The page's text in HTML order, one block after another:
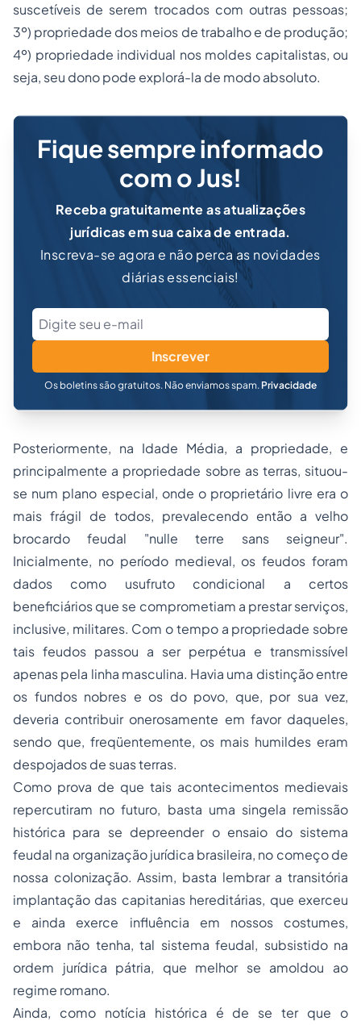
suscetíveis de serem trocados com outras pessoas;
3º) propriedade dos meios de trabalho e de produção;
4º) propriedade individual nos moldes capitalistas, ou
seja, seu dono pode explorá-la de modoabsoluto.
Fique sempre informado
com o Jus!
Receba gratuitamente as atualizações
jurídicas em sua caixa de entrada.
Inscreva-se agora e não perca as novidades
diárias essenciais!
Inscrever
Os boletins são gratuitos. Não enviamos spam. Privacidade
Posteriormente, na Idade Média, a propriedade, e
principalmente a propriedade sobre as terras, situou-
se num plano especial, onde o proprietário livre era o
mais frágil de todos, prevalecendo então a velho
brocardo feudal "nulle terre sans seigneur".
Inicialmente, no período medieval, os feudos foram
dados como usufrutocondicional a certos
beneficiários que se comprometiam a prestar serviços,
inclusive, militares. Com o tempo a propriedade sobre
tais feudos passou a ser perpétua e transmissível
apenas pela linha masculina. Havia uma distinção entre
os fundos nobres e os do povo, que, por sua vez,
deveria contribuir onerosamente em favor daqueles,
sendo que, freqüentemente, os mais humildes eram
despojados de suas terras.
Como prova de que tais acontecimentos medievais
repercutiram no futuro, basta uma singela remissão
histórica para se depreender o ensaio do sistema
feudal na organização jurídica brasileira, no começo de
nossa colonização. Assim, basta lembrar a transitória
implantação das capitanias hereditárias, que exerceu
e ainda exerce influência em nossos costumes,
embora não tenha, tal sistema feudal, subsistido na
ordem jurídica pátria, que melhor se amoldou ao
regime romano.
Ainda, como notícia histórica é de se ter que o